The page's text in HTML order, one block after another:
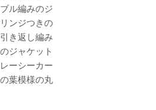
ル編みのジ
ンジつきの
き返し編み
ジャケット
ーシーカー
葉模様の丸